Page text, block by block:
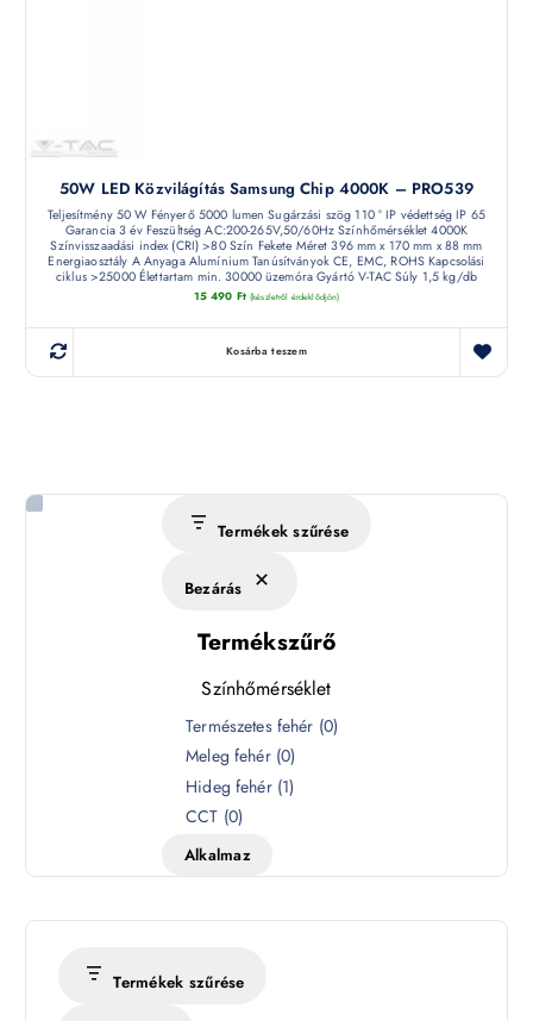
50W LED Közvilágítás Samsung Chip 4000K – PRO539
Teljesítmény 50 W Fényerő 5000 lumen Sugárzási szög 110 ° IP védettség IP 65
Garancia 3 év Feszültség AC:200-265V,50/60Hz Színhőmérséklet 4000K
Színvisszaadási index (CRI) >80 Szín Fekete Méret 396 mm x 170 mm x 88 mm
Energiaosztály A Anyaga Alumínium Tanúsítványok CE, EMC, ROHS Kapcsolási
ciklus >25000 Élettartam min. 30000 üzemóra Gyártó V-TAC Súly 1,5 kg/db
15 490 Ft (készletről érdeklődjön)
Kosárba teszem
Termékek szűrése
Bezárás
Termékszűrő
Színhőmérséklet
é
s
Természetes fehér (0)
Meleg fehér (0)
Hideg fehér (1)
CCT (0)
Alkalmaz
Termékek szűrése